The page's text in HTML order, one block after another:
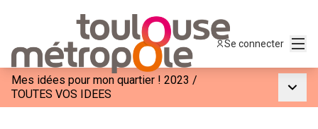
Se connecter
Mes idées pour mon quartier ! 2023 /
TOUTES VOS IDEES